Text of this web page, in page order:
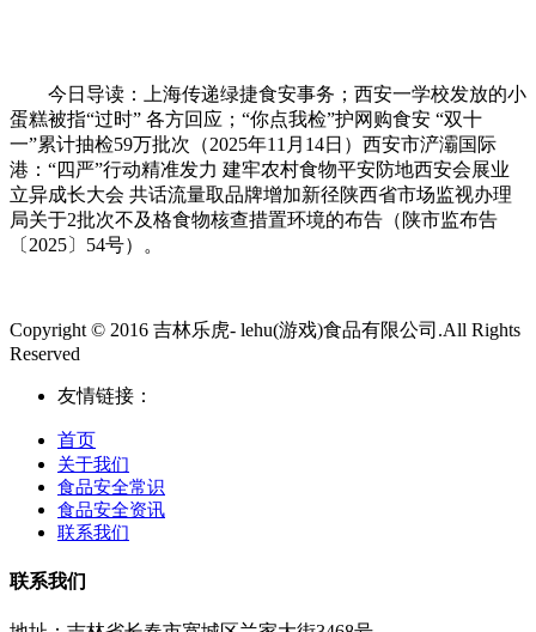
今日导读：上海传递绿捷食安事务；西安一学校发放的小
蛋糕被指“过时” 各方回应；“你点我检”护网购食安 “双十
一”累计抽检59万批次（2025年11月14日）西安市浐灞国际
港：“四严”行动精准发力 建牢农村食物平安防地西安会展业
立异成长大会 共话流量取品牌增加新径陕西省市场监视办理
局关于2批次不及格食物核查措置环境的布告（陕市监布告
〔2025〕54号）。
Copyright © 2016 吉林乐虎- lehu(游戏)食品有限公司.All Rights
Reserved
友情链接：
首页
关于我们
食品安全常识
食品安全资讯
联系我们
联系我们